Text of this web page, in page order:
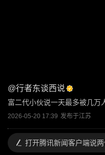
@行者东谈西说
富二代小伙说一天最多被几万
2026-05-20 17:39 发布于江苏
打开腾讯新闻客户端说两